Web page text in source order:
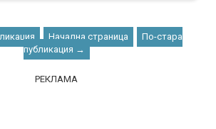
Начална страница
По-стара
публикация →
РЕКЛАМА